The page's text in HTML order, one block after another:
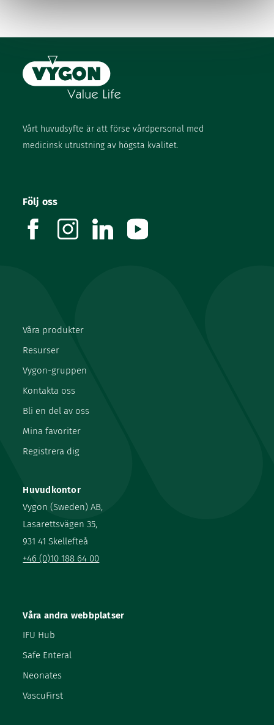
Vårt huvudsyfte är att förse vårdpersonal med
medicinsk utrustning av högsta kvalitet.
Huvudkontor
Vygon (Sweden) AB,
Lasarettsvägen 35,
931 41 Skellefteå
+46 (0)10 188 64 00
Våra produkter
Resurser
Vygon-gruppen
Kontakta oss
Bli en del av oss
Mina favoriter
Registrera dig
Våra andra webbplatser
IFU Hub
Safe Enteral
Neonates
VascuFirst
Följ oss
facebookinstagramlinkedin